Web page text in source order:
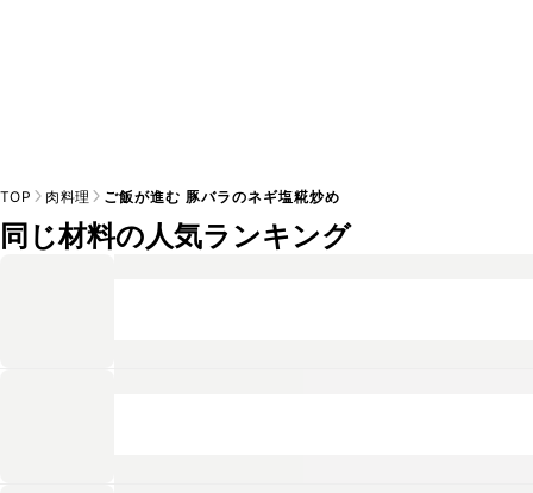
TOP 肉料理 ご飯が進む 豚バラのネギ塩糀炒め
同じ材料の人気ランキング